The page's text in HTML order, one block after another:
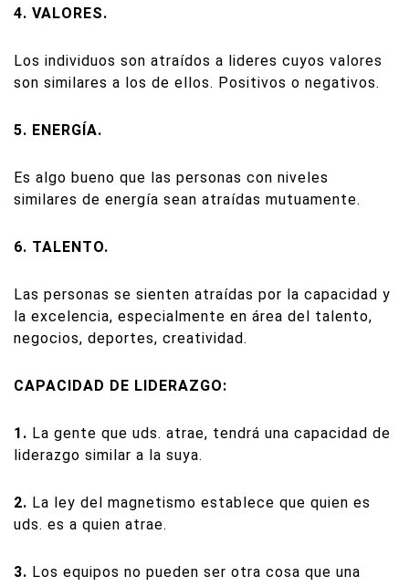
4. VALORES.
Los individuos son atraídos a lideres cuyos valores
son similares a los de ellos. Positivos o negativos.
5. ENERGÍA.
Es algo bueno que las personas con niveles
similares de energía sean atraídas mutuamente.
6. TALENTO.
Las personas se sienten atraídas por la capacidad y
la excelencia, especialmente en área del talento,
negocios, deportes, creatividad.
CAPACIDAD DE LIDERAZGO:
1. La gente que uds. atrae, tendrá una capacidad de
liderazgo similar a la suya.
2. La ley del magnetismo establece que quien es
uds. es a quien atrae.
3. Los equipos no pueden ser otra cosa que una